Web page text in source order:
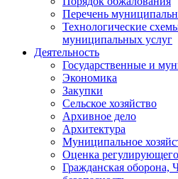
Перечень
Технологические
муниципальных услуг
Деятельность
Государственные и
Экономика
Закупки
Сельское хозяйство
Архивное дело
Архитектура
Муниципальное
Оценка
Гражданская оборона,